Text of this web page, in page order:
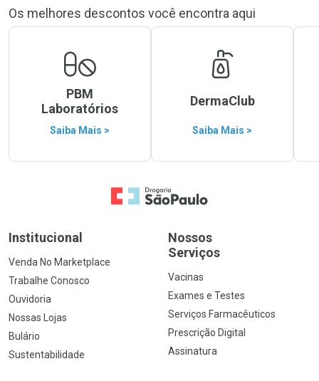
Os melhores descontos você encontra aqui
PBM
Laboratórios
Saiba Mais >
DermaClub
Saiba Mais >
Ir para a Home
Institucional
Venda No Marketplace
Trabalhe Conosco
Ouvidoria
Nossas Lojas
Bulário
Sustentabilidade
Nossos
Serviços
Vacinas
Exames e Testes
Serviços Farmacêuticos
Prescrição Digital
Assinatura